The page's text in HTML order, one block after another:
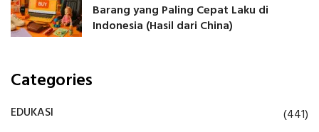
Barang yang Paling Cepat Laku di
Indonesia (Hasil dari China)
Categories
EDUKASI
(441)